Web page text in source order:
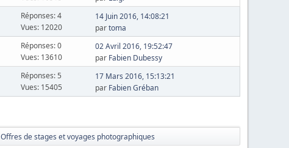
Réponses: 4
Vues: 12020
14 Juin 2016, 14:08:21
partoma
Réponses: 0
Vues: 13610
02 Avril 2016, 19:52:47
par Fabien Dubessy
Réponses: 5
Vues: 15405
17 Mars 2016, 15:13:21
par Fabien Gréban
Offres de stages et voyages photographiques